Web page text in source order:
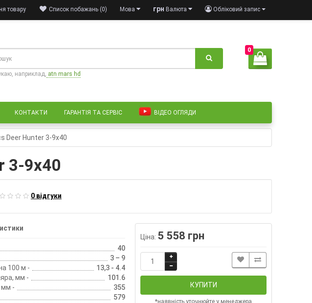
Обліковий запис
грн Валюта
Мова
Список побажань (0)
товару
0
наприклад, atn mars hd
КОНТАКТИ ГАРАНТІЯ ТА СЕРВІС ВІДЕО ОГЛЯДИ
Deer Hunter 3-9х40
3-9х40
0 відгуки
40
3 – 9
100 м -
13,3 - 4.4
мм -
101.6
мм -
355
579
Ціна: 5 558 грн
КУПИТИ
*наявність уточнюйте у менеджера